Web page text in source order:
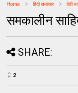
Home हिंदी समाचार देवी
समकालीन
SHARE:
2